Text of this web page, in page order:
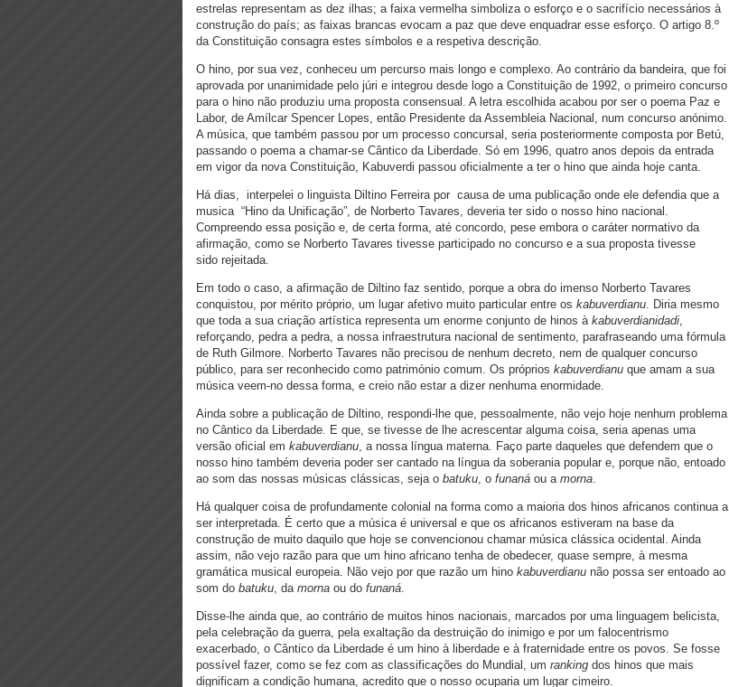
estrelas representam as dez ilhas; a faixa vermelha simboliza o esforço e o sacrifício necessários à
construção do país; as faixas brancas evocam a paz que deve enquadrar esse esforço. O artigo 8.º
da Constituição consagra estes símbolos e a respetiva descrição.
O hino, por sua vez, conheceu um percurso mais longo e complexo. Ao contrário da bandeira, que foi
aprovada por unanimidade pelo júri e integrou desde logo a Constituição de 1992, o primeiro concurso
para o hino não produziu uma proposta consensual. A letra escolhida acabou por ser o poema Paz e
Labor, de Amílcar Spencer Lopes, então Presidente da Assembleia Nacional, num concurso anónimo.
A música, que também passou por um processo concursal, seria posteriormente composta por Betú,
passando o poema a chamar-se Cântico da Liberdade. Só em 1996, quatro anos depois da entrada
em vigor da nova Constituição, Kabuverdi passou oficialmente a ter o hino que ainda hoje canta.
Há dias, interpelei o linguista Diltino Ferreira por causa de uma publicação onde ele defendia que a
musica “Hino da Unificação”, de Norberto Tavares, deveria ter sido o nosso hino nacional.
Compreendo essa posição e, de certa forma, até concordo, pese embora o caráter normativo da
afirmação, como se Norberto Tavares tivesse participado no concurso e a sua proposta tivesse
sido rejeitada.
Em todo o caso, a afirmação de Diltino faz sentido, porque a obra do imenso Norberto Tavares
conquistou, por mérito próprio, um lugar afetivo muito particular entre os kabuverdianu. Diria mesmo
que toda a sua criação artística representa um enorme conjunto de hinos à kabuverdianidadi,
reforçando, pedra a pedra, a nossa infraestrutura nacional de sentimento, parafraseando uma fórmula
de Ruth Gilmore. Norberto Tavares não precisou de nenhum decreto, nem de qualquer concurso
público, para ser reconhecido como património comum. Os próprios kabuverdianu que amam a sua
música veem-no dessa forma, e creio não estar a dizer nenhuma enormidade.
Ainda sobre a publicação de Diltino, respondi-lhe que, pessoalmente, não vejo hoje nenhum problema
no Cântico da Liberdade. E que, se tivesse de lhe acrescentar alguma coisa, seria apenas uma
versão oficial em kabuverdianu, a nossa língua materna. Faço parte daqueles que defendem que o
nosso hino também deveria poder ser cantado na língua da soberania popular e, porque não, entoado
ao som das nossas músicas clássicas, seja o batuku, o funaná ou a morna.
Há qualquer coisa de profundamente colonial na forma como a maioria dos hinos africanos continua a
ser interpretada. É certo que a música é universal e que os africanos estiveram na base da
construção de muito daquilo que hoje se convencionou chamar música clássica ocidental. Ainda
assim, não vejo razão para que um hino africano tenha de obedecer, quase sempre, à mesma
gramática musical europeia. Não vejo por que razão um hino kabuverdianu não possa ser entoado ao
som do batuku, da morna ou do funaná.
Disse-lhe ainda que, ao contrário de muitos hinos nacionais, marcados por uma linguagem belicista,
pela celebração da guerra, pela exaltação da destruição do inimigo e por um falocentrismo
exacerbado, o Cântico da Liberdade é um hino à liberdade e à fraternidade entre os povos. Se fosse
possível fazer, como se fez com as classificações do Mundial, um ranking dos hinos que mais
dignificam a condição humana, acredito que o nosso ocuparia um lugar cimeiro.